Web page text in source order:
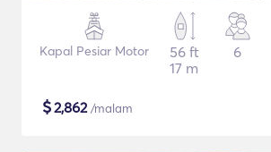
Kapal Pesiar Motor
56 ft
17 m
6
$2,862/malam